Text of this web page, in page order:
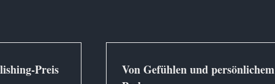
Preis
Von Gefühlen und persönlichem